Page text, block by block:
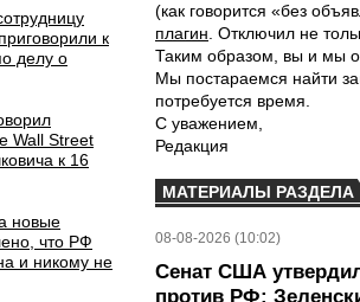
к
делу о
Wall Street
к 16
новые
что РФ
и никому не
(как говорится «без
плагин . Отключил не
Таким образом, вы и мы
Мы постараемся найти
потребуется время.
С уважением,
Редакция
МАТЕРИАЛЫ РАЗДЕЛА
08-08-2026 (10:02)
Сенат США
против РФ: